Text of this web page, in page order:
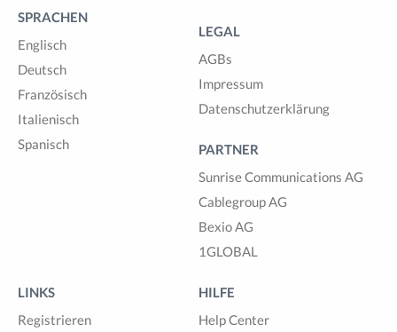
SPRACHEN
Englisch
Deutsch
Französisch
Italienisch
Spanisch
LEGAL
AGBs
Impressum
Datenschutzerklärung
PARTNER
Sunrise Communications AG
Cablegroup AG
Bexio AG
1GLOBAL
LINKS
Registrieren
HILFE
Help Center